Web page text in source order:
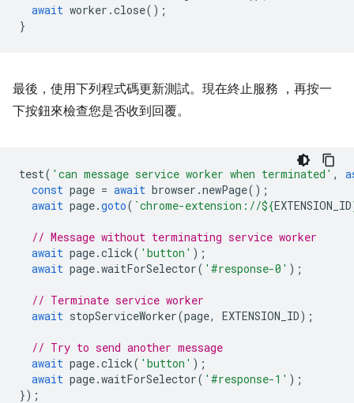
await worker .close();
}
最後，使用下列程式碼更新測試。現在終止服務 ，再按一
下按鈕來檢查您是否收到回覆。
test( 'can message service worker when terminated' ,
const page = await browser .newPage();
await page.goto( `chrome-extension://${EXTENSION_ID
// Message without terminating service worker
await page.click( 'button' );
await page.waitForSelector( '#response-0' );
// Terminate service worker
await stopServiceWorker(page, EXTENSION_ID);
// Try to send another message
await page.click( 'button' );
await page.waitForSelector( '#response-1' );
});